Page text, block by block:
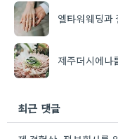
엘타워웨딩과
제주더시에나
최근 댓글